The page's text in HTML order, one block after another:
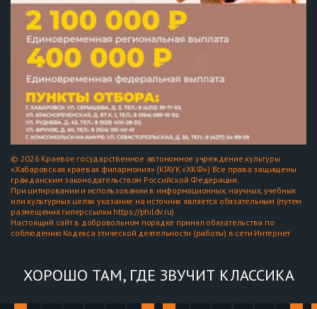
© 2026 Краевое государственное автономное учреждение культуры
«Хабаровская краевая филармония» (КГАУК «ХКФ») Все права защищены
гражданским законодательством Российской Федерации.
При цитировании и использовании в информационных, научных, учебных
или культурных целях указание на источник является обязательным (путем
размещения гиперссылки https://phildv.ru)
Настоящий сайт в добровольном порядке принял обязательства по
соблюдению Кодекса этической деятельности (работы) в сети Интернет
ХОРОШО ТАМ, ГДЕ ЗВУЧИТ КЛАССИКА